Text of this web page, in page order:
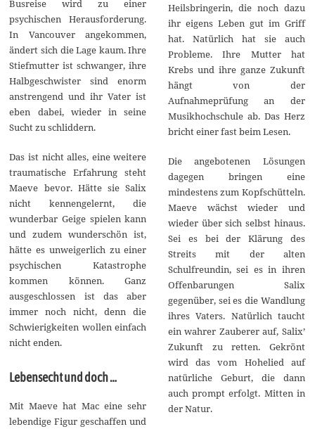
Busreise wird zu einer
psychischen Herausforderung.
In Vancouver angekommen,
ändert sich die Lage kaum. Ihre
Stiefmutter ist schwanger, ihre
Halbgeschwister sind enorm
anstrengend und ihr Vater ist
eben dabei, wieder in seine
Sucht zu schliddern.
Das ist nicht alles, eine weitere
traumatische Erfahrung steht
Maeve bevor. Hätte sie Salix
nicht kennengelernt, die
wunderbar Geige spielen kann
und zudem wunderschön ist,
hätte es unweigerlich zu einer
psychischen Katastrophe
kommen können. Ganz
ausgeschlossen ist das aber
immer noch nicht, denn die
Schwierigkeiten wollen einfach
nicht enden.
Lebensecht und doch …
Mit Maeve hat Mac eine sehr
lebendige Figur geschaffen und
Heilsbringerin, die noch dazu
ihr eigens Leben gut im Griff
hat. Natürlich hat sie auch
Probleme. Ihre Mutter hat
Krebs und ihre ganze Zukunft
hängt von der
Aufnahmeprüfung an der
Musikhochschule ab. Das Herz
bricht einer fast beim Lesen.
Die angebotenen Lösungen
dagegen bringen eine
mindestens zum Kopfschütteln.
Maeve wächst wieder und
wieder über sich selbst hinaus.
Sei es bei der Klärung des
Streits mit der alten
Schulfreundin, sei es in ihren
Offenbarungen Salix
gegenüber, sei es die Wandlung
ihres Vaters. Natürlich taucht
ein wahrer Zauberer auf, Salix’
Zukunft zu retten. Gekrönt
wird das vom Hohelied auf
natürliche Geburt, die dann
auch prompt erfolgt. Mitten in
der Natur.